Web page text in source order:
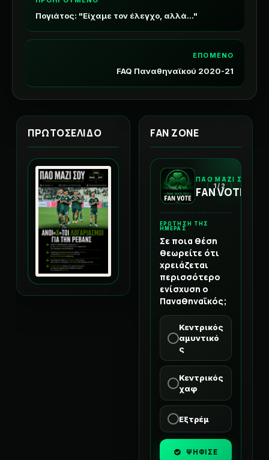
ΕΠΟΜΕΝΟ
FAQ Παναθηναϊκού 2020-21
Πογιάτος: "Είχαμε τον έλεγχο, αλλά..."
ΠΡΩΤΟΣΕΛΙΔΟ FAN ZONE
ΠΑΟ ΜΑΖΙ ΣΟΥ
FAN VOTE
1 / 2
ΕΡΩΤΗΣΗ ΤΗΣ
ΗΜΕΡΑΣ
Σε ποια θέση
θεωρείτε ότι
χρειάζεται
περισσότερο
ενίσχυση ο
Παναθηναϊκός;
Κεντρικός
αμυντικό
ς
Κεντρικός
χαφ
Εξτρέμ
ΨΗΦΙΣΕ